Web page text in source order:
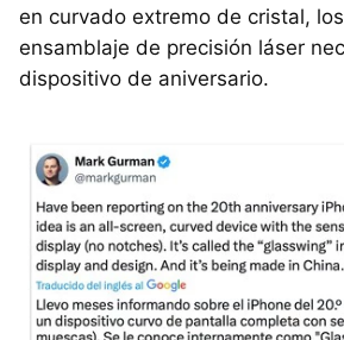
en curvado extremo de cristal,
ensamblaje de precisión láser
dispositivo de aniversario.